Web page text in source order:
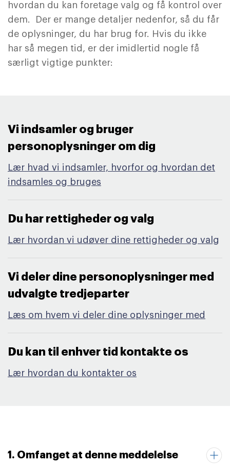
hvordan du kan foretage valg og få kontrol over
dem. Der er mange detaljer nedenfor, så du får
de oplysninger, du har brug for. Hvis du ikke
har så megen tid, er der imidlertid nogle få
særligt vigtige punkter:
Vi indsamler og bruger
personoplysninger om dig ​
Lær hvad vi indsamler, hvorfor og hvordan det
indsamles og bruges
Du har rettigheder og valg​
Lær hvordan vi udøver dine rettigheder og valg
Vi deler dine personoplysninger med
udvalgte tredjeparter​
Læs om hvem vi deler dine oplysninger med
Du kan til enhver tid kontakte os​
Lær hvordan du kontakter os
1. Omfanget at denne meddelelse